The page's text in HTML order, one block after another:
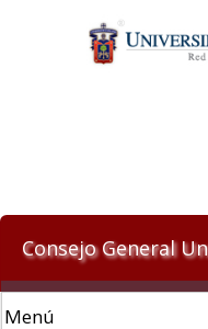
Consejo General